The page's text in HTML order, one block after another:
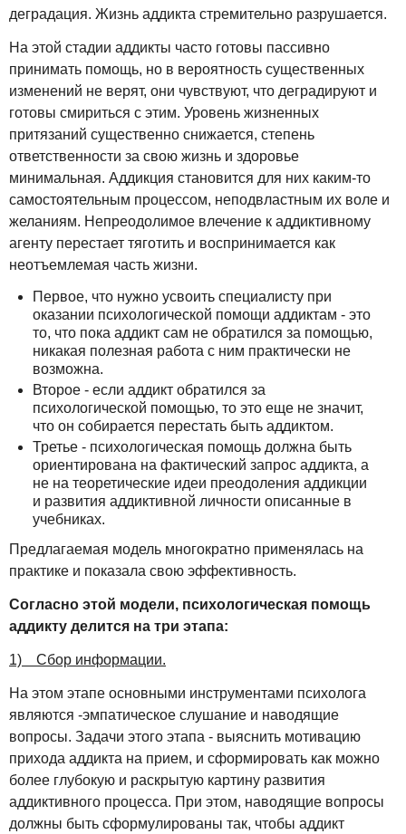
деградация. Жизнь аддикта стремительно разрушается.
На этой стадии аддикты часто готовы пассивно
принимать помощь, но в вероятность существенных
изменений не верят, они чувствуют, что деградируют и
готовы смириться с этим. Уровень жизненных
притязаний существенно снижается, степень
ответственности за свою жизнь и здоровье
минимальная. Аддикция становится для них каким-то
самостоятельным процессом, неподвластным их воле и
желаниям. Непреодолимое влечение к аддиктивному
агенту перестает тяготить и воспринимается как
неотъемлемая часть жизни.
Первое, что нужно усвоить специалисту при
оказании психологической помощи аддиктам - это
то, что пока аддикт сам не обратился за помощью,
никакая полезная работа с ним практически не
возможна.
Второе - если аддикт обратился за
психологической помощью, то это еще не значит,
что он собирается перестать быть аддиктом.
Третье - психологическая помощь должна быть
ориентирована на фактический запрос аддикта, а
не на теоретические идеи преодоления аддикции
и развития аддиктивной личности описанные в
учебниках.
Предлагаемая модель многократно применялась на
практике и показала свою эффективность.
Согласно этой модели, психологическая помощь
аддикту делится на три этапа:
1) Сбор информации.
На этом этапе основными инструментами психолога
являются -эмпатическое слушание и наводящие
вопросы. Задачи этого этапа - выяснить мотивацию
прихода аддикта на прием, и сформировать как можно
более глубокую и раскрытую картину развития
аддиктивного процесса. При этом, наводящие вопросы
должны быть сформулированы так, чтобы аддикт